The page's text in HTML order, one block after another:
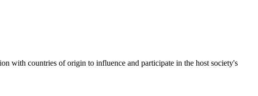
with countries of origin to influence and participate in the host society's